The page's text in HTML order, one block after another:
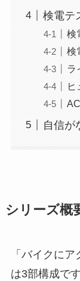
検電テ
検
検
ラ
ヒ
自信が
シリーズ概
「バイクに
は3部構成です